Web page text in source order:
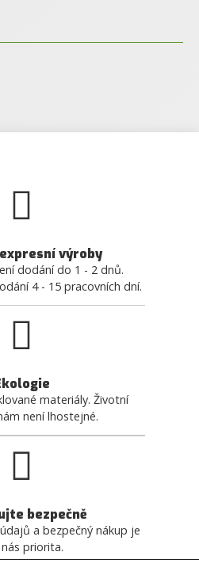
výroby
dodání do 1 - 2 dnů.
4 - 15 pracovních dní.
materiály. Životní
není lhostejné.
bezpečně
a bezpečný nákup je
priorita.